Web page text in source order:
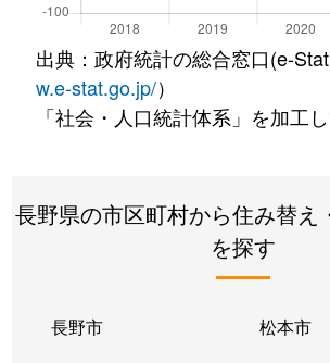
出典：政府統計の総合窓口(e-
w.e-stat.go.jp/）
「社会・人口統計体系」を加工
長野県の市区町村から住み替え
を探す
長野市 松本市